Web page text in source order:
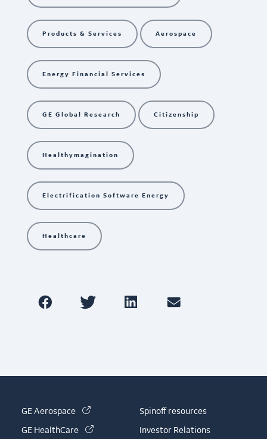
Products & Services Aerospace
Energy Financial Services
GE Global Research Citizenship
Healthymagination
Electrification Software Energy
Healthcare
GE Aerospace (link is external)
GE HealthCare (link is external)
Spinoff resources
Investor Relations